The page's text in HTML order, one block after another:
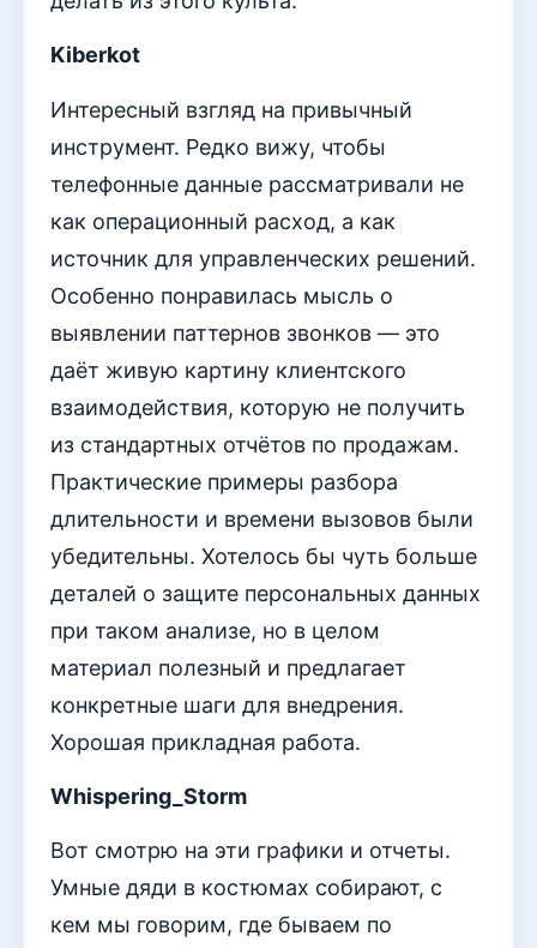
Kiberkot
Интересный взгляд на привычный
инструмент. Редко вижу, чтобы
телефонные данные рассматривали не
как операционный расход, а как
источник для управленческих решений.
Особенно понравилась мысль о
выявлении паттернов звонков — это
даёт живую картину клиентского
взаимодействия, которую не получить
из стандартных отчётов по продажам.
Практические примеры разбора
длительности и времени вызовов были
убедительны. Хотелось бы чуть больше
деталей о защите персональных данных
при таком анализе, но в целом
материал полезный и предлагает
конкретные шаги для внедрения.
Хорошая прикладная работа.
Whispering_Storm
Вот смотрю на эти графики и отчеты.
Умные дяди в костюмах собирают, с
кем мы говорим, где бываем по